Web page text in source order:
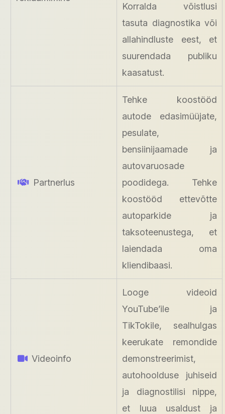
Korralda võistlusi
tasuta diagnostika või
allahindluste eest, et
suurendada publiku
kaasatust.
Partnerlus
Tehke koostööd
autode edasimüüjate,
pesulate,
bensiinijaamade ja
autovaruosade
poodidega. Tehke
koostööd ettevõtte
autoparkide ja
taksoteenustega, et
laiendada oma
kliendibaasi.
Videoinfo
Looge videoid
YouTube’ile ja
TikTokile, sealhulgas
keerukate remondide
demonstreerimist,
autohoolduse juhiseid
ja diagnostilisi nippe,
et luua usaldust ja